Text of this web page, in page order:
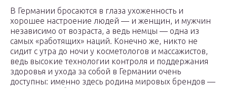
В Германии бросаются в глаза ухоженность и
хорошее настроение людей — и женщин, и мужчин
независимо от возраста, а ведь немцы — одна из
самых «работящих» наций. Конечно же, никто не
сидит с утра до ночи у косметологов и массажистов,
ведь высокие технологии контроля и поддержания
здоровья и ухода за собой в Германии очень
доступны: именно здесь родина мировых брендов —